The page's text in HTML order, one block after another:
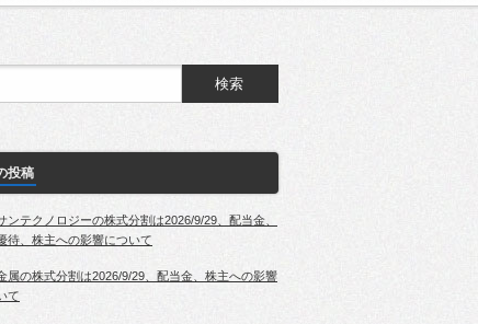
投稿
ンテクノロジーの株式分割は2026/9/29、配当金、
待、株主への影響について
属の株式分割は2026/9/29、配当金、株主への影響
て